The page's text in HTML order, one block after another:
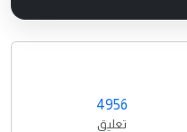
4956
تعليق